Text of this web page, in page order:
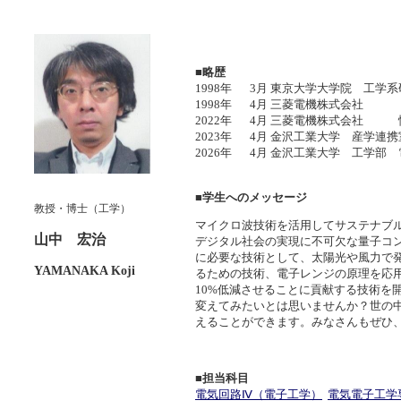
教授・博士（工学）
山中 宏治
YAMANAKA Koji
■略歴
1998年
3月 東京大学大学院 工学
1998年
4月 三菱電機株式会社
2022年
4月 三菱電機株式会社
2023年
4月 金沢工業大学 産学連
2026年
4月 金沢工業大学 工学部
■学生へのメッセージ
マイクロ波技術を活用してサステナブ
デジタル社会の実現に不可欠な量子コ
に必要な技術として、太陽光や風力で
るための技術、電子レンジの原理を応
10%低減させることに貢献する技術を
変えてみたいとは思いませんか？世の
えることができます。みなさんもぜひ
■担当科目
電気回路Ⅳ（電子工学）
電気電子工